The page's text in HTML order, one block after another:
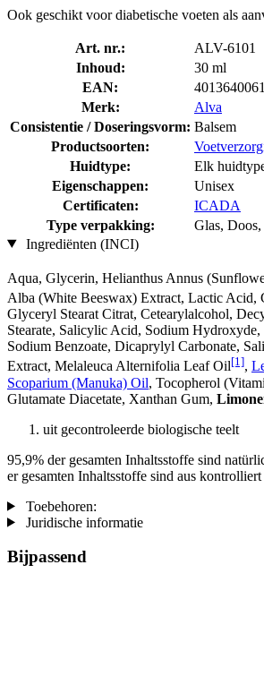
Ook geschikt voor diabetische voeten als
Art. nr.:
ALV-6101
Inhoud:
30 ml
EAN:
Merk:
Alva
Consistentie / Doseringsvorm: Balsem
Productsoorten:
Huidtype:
Elk
Eigenschappen:
Unisex
Certificaten:
ICADA
Type verpakking:
Glas, Doos,
Ingrediënten (INCI)
Aqua, Glycerin, Helianthus Annus
Alba (White Beeswax) Extract, Lactic Acid,
Glyceryl Stearat Citrat, Cetearylalcohol,
Stearate, Salicylic Acid, Sodium Hydroxyde,
Sodium Benzoate, Dicaprylyl Carbonate,
Extract, Melaleuca Alternifolia Leaf Oil[1],
Scoparium (Manuka) Oil, Tocopherol
Glutamate Diacetate, Xanthan Gum,
uit gecontroleerde biologische teelt
95,9% der gesamten Inhaltsstoffe sind
er gesamten Inhaltsstoffe sind aus
Toebehoren:
Juridische informatie
Bijpassend